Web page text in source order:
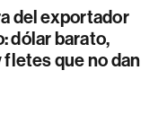
del exportador
dólar barato,
que no dan